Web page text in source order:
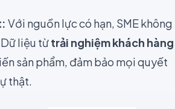
Với nguồn lực có hạn, SME không
liệu từtrải nghiệm khách hàng
sản phẩm, đảm bảo mọi quyết
thật.